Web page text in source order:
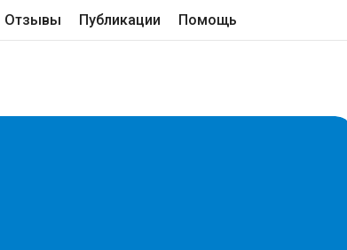
Отзывы Публикации Помощь